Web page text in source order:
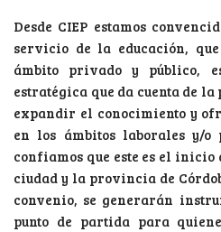
Desde CIEP estamos
servicio de la educación,
ámbito privado y público,
estratégica que da cuenta de
expandir el conocimiento y
en los ámbitos laborales y/o
confiamos que este es el inicio
ciudad y la provincia de
convenio, se generarán
punto de partida para